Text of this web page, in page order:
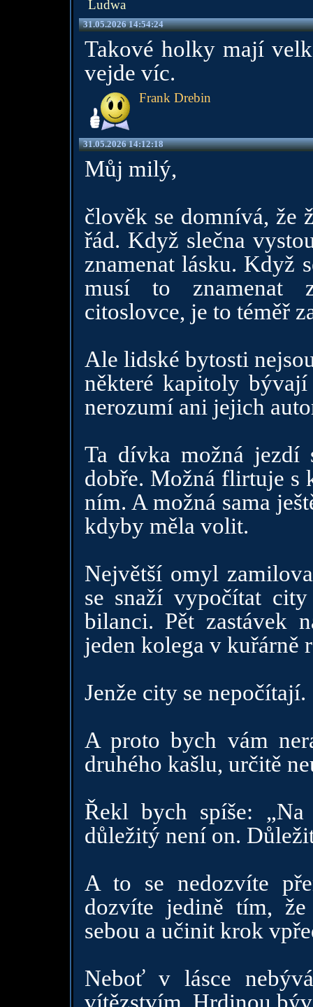
Ludwa
31.05.2026 14:54:24
Takové holky mají
vejde víc.
Frank Drebin
31.05.2026 14:12:18
Můj milý,
člověk se domnívá, že
řád. Když slečna
znamenat lásku. Když
musí to znamenat
citoslovce, je to téměř
Ale lidské bytosti
některé kapitoly
nerozumí ani jejich
Ta dívka možná
dobře. Možná flirtuje s
ním. A možná sama
kdyby měla volit.
Největší omyl
se snaží vypočítat
bilanci. Pět zastávek
jeden kolega v kuřárně
Jenže city se nepočítají.
A proto bych vám
druhého kašlu, určitě
Řekl bych spíše:
důležitý není on.
A to se nedozvíte
dozvíte jedině tím,
sebou a učinit krok
Neboť v lásce